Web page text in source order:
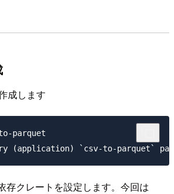
成します
parquet
存クレートを設定します。今回は